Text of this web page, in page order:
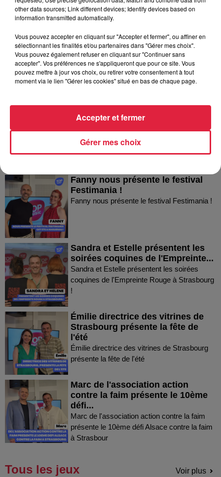
l’après Euro-Mir
Dans la même série
Mann à Wettolsheim !
Thierry du Domaine Wunsch et Mann à
Wettolsheim !
Fanny nous présente le festival
Festimania !
Fanny nous présente le festival Festimania !
Sandra et Estelle présentent les
soirées coquines de l'Empreinte...
Sandra et Estelle présentent les soirées
coquines de l'Empreinte Rouge à Strasbourg
!
Émilie directrice des vitrines de
Strasbourg présente la fête de
l'été
Émilie directrice des vitrines de Strasbourg
présente la fête de l'été
Marc de l'association action
contre la faim présente le 10ème
défi...
Marc de l'association action contre la faim
présente le 10ème défi Alsace contre la faim
à Strasbour
Tous les jeux Voir plus
other data sources; Link different devices; Identify devices based on
information transmitted automatically.
Vous pouvez accepter en cliquant sur "Accepter et fermer", ou affiner en
sélectionnant les finalités et/ou partenaires dans "Gérer mes choix".
Vous pouvez également refuser en cliquant sur "Continuer sans
accepter". Vos préférences ne s'appliqueront que pour ce site. Vous
pouvez mettre à jour vos choix, ou retirer votre consentement à tout
moment via le lien "Gérer les cookies" situé en bas de chaque page.
Gérer mes choix
Accepter et fermer